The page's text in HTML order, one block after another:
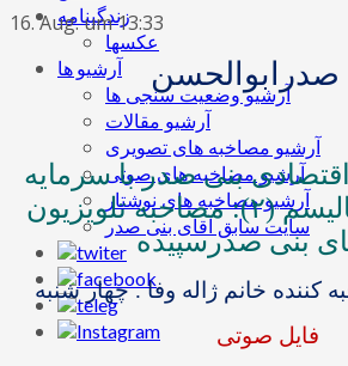
زندگینامه
عکسها
آرشیو ها
آرشیو وضعیت سنجی ها
آرشیو مقالات
آرشیو مصاخبه های تصویری
آرشیو مصاخبه های صوتی
آرشیو مصاخبه های نوشتار
سایت سابق آقای بنی صدر
16. Aug. um 13:33
ابوالحسن صدر
بنی صدر با سرمایه
داری و سوسیالیسم (۲): مصاحبه تلویزیون
سپیدهبنی صدر
کننده خانم ژاله وفا . چهار شنبه
فایل صوتی